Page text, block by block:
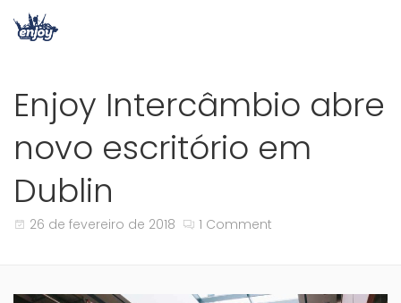
Enjoy Intercâmbio abre
novo escritório em
Dublin
26 de fevereiro de 2018 1 Comment